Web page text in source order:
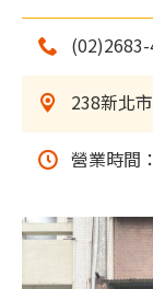
238新北
營業時間